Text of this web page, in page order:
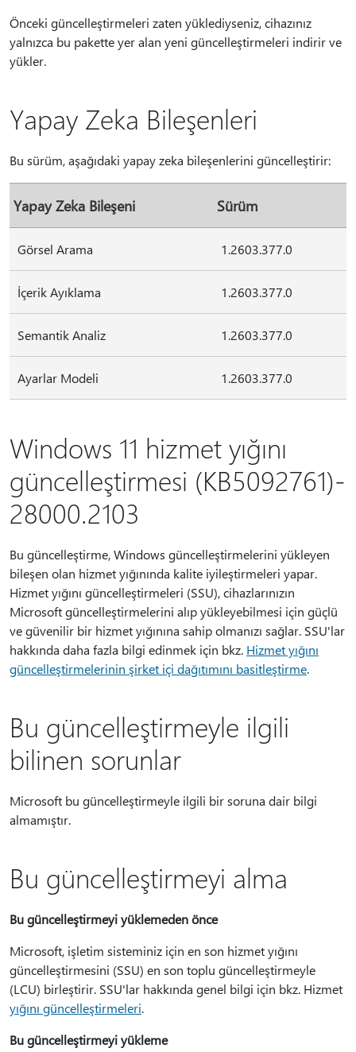
Önceki güncelleştirmeleri zaten yüklediyseniz, cihazınız
yalnızca bu pakette yer alan yeni güncelleştirmeleri indirir ve
yükler.
Yapay Zeka Bileşenleri
Bu sürüm, aşağıdaki yapay zeka bileşenlerini güncelleştirir:
Yapay Zeka Bileşeni Sürüm
Görsel Arama 1.2603.377.0
İçerik Ayıklama 1.2603.377.0
Semantik Analiz 1.2603.377.0
Ayarlar Modeli 1.2603.377.0
Windows 11 hizmet yığını
güncelleştirmesi (KB5092761)-
28000.2103
Bu güncelleştirme, Windows güncelleştirmelerini yükleyen
bileşen olan hizmet yığınında kalite iyileştirmeleri yapar.
Hizmet yığını güncelleştirmeleri (SSU), cihazlarınızın
Microsoft güncelleştirmelerini alıp yükleyebilmesi için güçlü
ve güvenilir bir hizmet yığınına sahip olmanızı sağlar. SSU'lar
hakkında daha fazla bilgi edinmek için bkz. Hizmet yığını
güncelleştirmelerinin şirket içi dağıtımını basitleştirme.
Bu güncelleştirmeyle ilgili
bilinen sorunlar
Microsoft bu güncelleştirmeyle ilgili bir soruna dair bilgi
almamıştır.
Bu güncelleştirmeyi alma
Bu güncelleştirmeyi yüklemeden önce
Microsoft, işletim sisteminiz için en son hizmet yığını
güncelleştirmesini (SSU) en son toplu güncelleştirmeyle
(LCU) birleştirir. SSU'lar hakkında genel bilgi için bkz. Hizmet
yığını güncelleştirmeleri.
Bu güncelleştirmeyi yükleme